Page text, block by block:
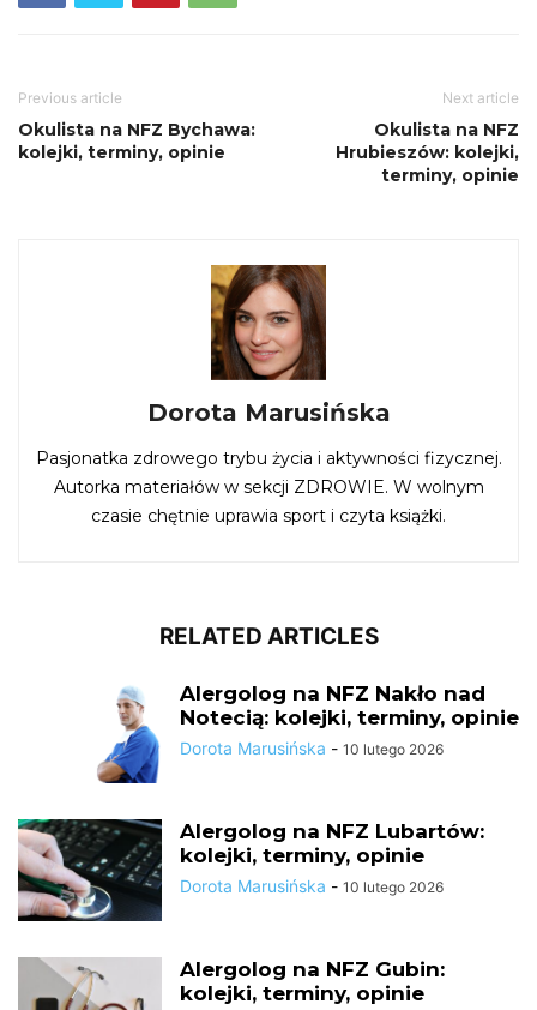
Previous article
Okulista na NFZ Bychawa:
kolejki, terminy, opinie
Next article
Okulista na NFZ
Hrubieszów: kolejki,
terminy, opinie
Dorota Marusińska
Pasjonatka zdrowego trybu życia i aktywności fizycznej.
Autorka materiałów w sekcji ZDROWIE. W wolnym
czasie chętnie uprawia sport i czyta książki.
RELATED ARTICLES
Alergolog na NFZ Nakło nad
Notecią: kolejki, terminy, opinie
Dorota Marusińska - 10 lutego 2026
Alergolog na NFZ Lubartów:
kolejki, terminy, opinie
Dorota Marusińska - 10 lutego 2026
Alergolog na NFZ Gubin:
kolejki, terminy, opinie